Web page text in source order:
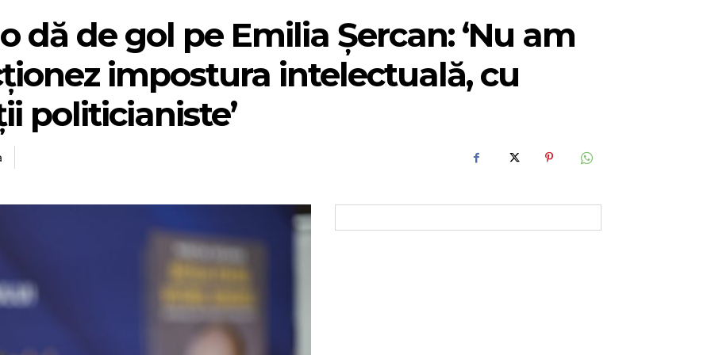
dă de gol pe Emilia Șercan: ‘Nu am
impostura intelectuală, cu
politicianiste’